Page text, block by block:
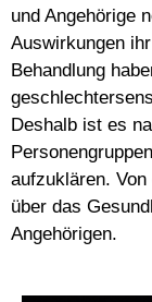
und Angehörige
Auswirkungen
Behandlung
Deshalb ist es
aufzuklären. Von
über das
Angehörigen.